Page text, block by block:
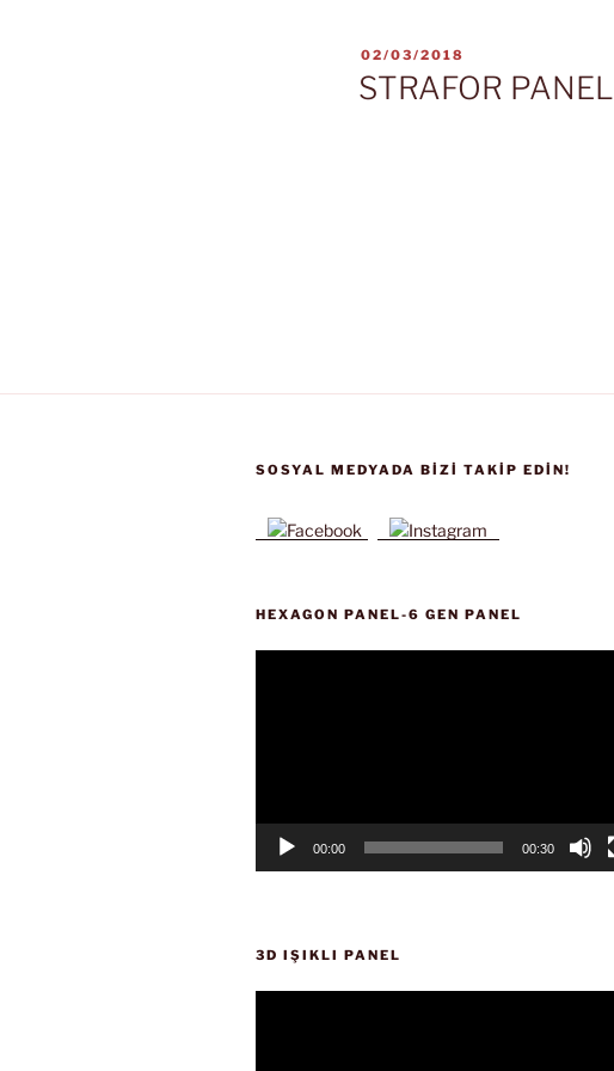
YAYIM
TARIHI
02/03/2018
STRAFOR PANEL
SOSYAL MEDYADA BIZI TAKIP EDIN!
HEXAGON PANEL-6 GEN PANEL
00:00 00:30
3D IŞIKLI PANEL